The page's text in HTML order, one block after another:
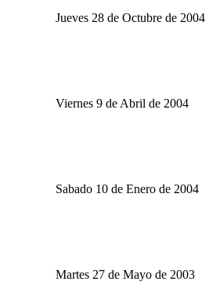
Jueves 28 de Octubre de 2004
Viernes 9 de Abril de 2004
Sabado 10 de Enero de 2004
Martes 27 de Mayo de 2003